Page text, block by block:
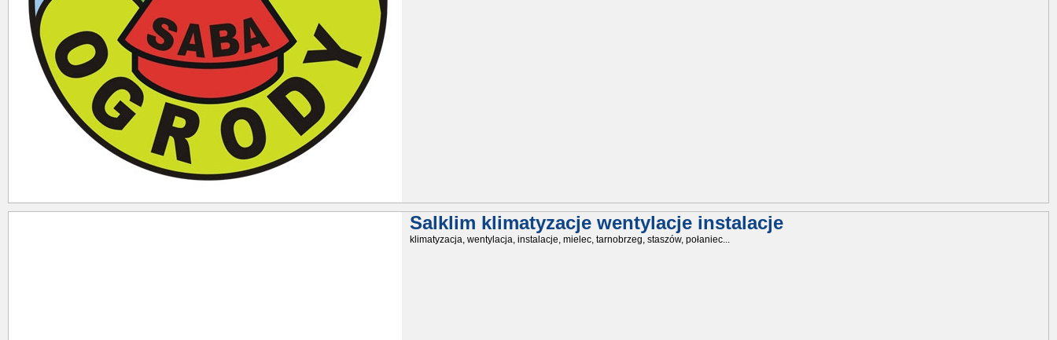
Salklim klimatyzacje wentylacje instalacje
klimatyzacja, wentylacja, instalacje, mielec, tarnobrzeg, staszów, połaniec...